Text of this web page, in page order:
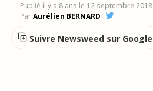
Publié il y a 8 ans le 12 septembre 2018
ParAurélien BERNARD
Suivre Newsweed sur Google